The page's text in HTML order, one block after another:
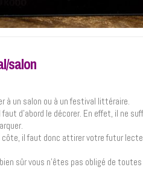
salon
à un salon ou à un festival littéraire.
d’abord le décorer. En effet, il ne
il faut donc attirer votre futur
sûr vous n’êtes pas obligé de